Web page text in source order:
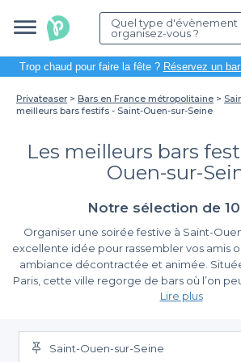
Quel type d'évènement
organisez-vous ?
Trop chaud pour faire la fête ? Réservez un
Privateaser Bars en France métropolitaine
meilleurs bars festifs - Saint-Ouen-sur-Seine
Les meilleurs bars
Ouen-sur-
Notre sélection de
Organiser une soirée festive à Saint-
excellente idée pour rassembler vos amis
ambiance décontractée et animée.
Paris, cette ville regorge de bars où l’on
musiques, de cocktails savoureux et
événement peut parfois représenter un
que Privateaser entre en scène, en vous
Une réservation
Grâce à Privateaser, nous mettons à
Lire plus
Saint-Ouen-sur-Seine